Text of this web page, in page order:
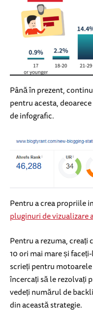
Până în prezent,
pentru acesta,
de infografic.
Pentru a crea propriile
pluginuri de vizualizare
Pentru a rezuma, creați
10 ori mai mare și
scrieți pentru
încercați să le rezolvați
vedeți numărul de
din această strategie.